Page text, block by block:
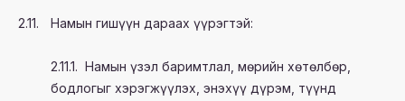
2.11. Намын гишүүн дараах үүрэгтэй:
2.11.1. Намын үзэл баримтлал, мөрийн хөтөлбөр,
бодлогыг хэрэгжүүлэх, энэхүү дүрэм, түүнд